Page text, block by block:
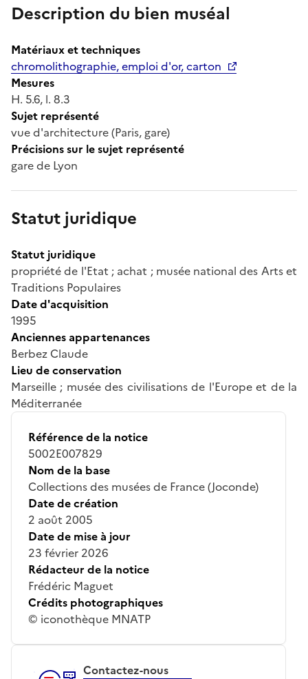
Description du bien muséal
Matériaux et techniques
chromolithographie, emploi d'or, carton
Mesures
H. 5.6, l. 8.3
Sujet représenté
vue d'architecture (Paris, gare)
Précisions sur le sujet représenté
gare de Lyon
Statut juridique
Statut juridique
propriété de l'Etat ; achat ; musée national des Arts et
Traditions Populaires
Date d'acquisition
1995
Anciennes appartenances
Berbez Claude
Lieu de conservation
Marseille ; musée des civilisations de l'Europe et de la
Méditerranée
Référence de la notice
5002E007829
Nom de la base
Collections des musées de France (Joconde)
Date de création
2 août 2005
Date de mise à jour
23 février 2026
Rédacteur de la notice
Frédéric Maguet
Crédits photographiques
© iconothèque MNATP
Contactez-nous